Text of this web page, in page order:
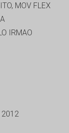
MOV FLEX
IRMAO
2012